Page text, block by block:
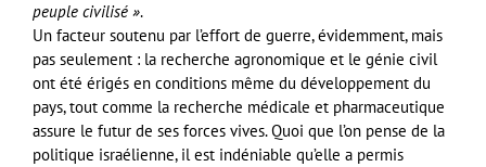
peuple civilisé ».
Un facteur soutenu par l’effort de guerre, évidemment, mais
pas seulement : la recherche agronomique et le génie civil
ont été érigés en conditions même du développement du
pays, tout comme la recherche médicale et pharmaceutique
assure le futur de ses forces vives. Quoi que l’on pense de la
politique israélienne, il est indéniable qu’elle a permis